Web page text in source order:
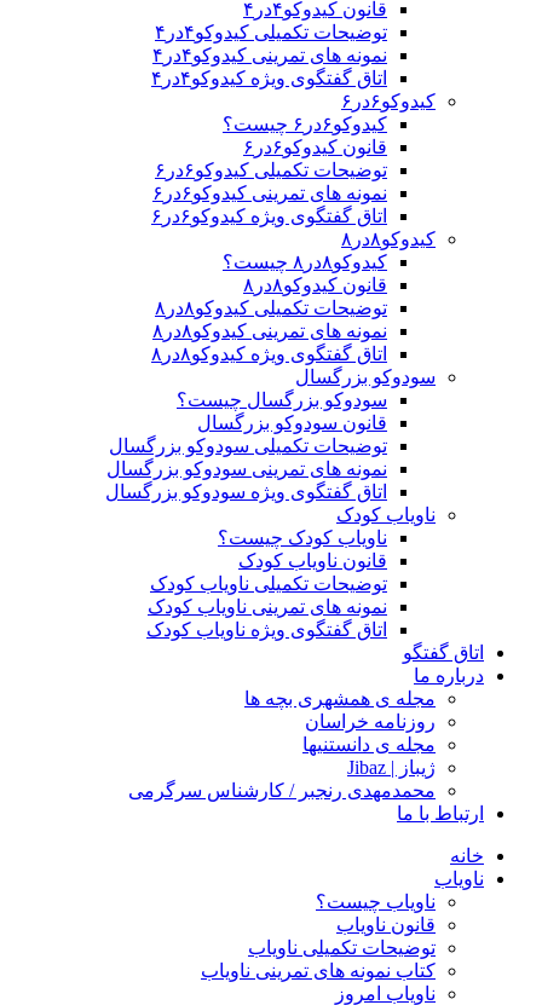
قانون کیدوکو۴در۴
توضیحات تکمیلی کیدوکو۴در۴
نمونه های تمرینی کیدوکو۴در۴
اتاق گفتگوی ویژه کیدوکو۴در۴
کیدوکو۶در۶
کیدوکو۶در۶ چیست؟
قانون کیدوکو۶در۶
توضیحات تکمیلی کیدوکو۶در۶
نمونه های تمرینی کیدوکو۶در۶
اتاق گفتگوی ویژه کیدوکو۶در۶
کیدوکو۸در۸
کیدوکو۸در۸ چیست؟
قانون کیدوکو۸در۸
توضیحات تکمیلی کیدوکو۸در۸
نمونه های تمرینی کیدوکو۸در۸
اتاق گفتگوی ویژه کیدوکو۸در۸
سودوکو بزرگسال
سودوکو بزرگسال چیست؟
قانون سودوکو بزرگسال
توضیحات تکمیلی سودوکو بزرگسال
نمونه های تمرینی سودوکو بزرگسال
اتاق گفتگوی ویژه سودوکو بزرگسال
ناویاب کودک
ناویاب کودک چیست؟
قانون ناویاب کودک
توضیحات تکمیلی ناویاب کودک
نمونه های تمرینی ناویاب کودک
اتاق گفتگوی ویژه ناویاب کودک
اتاق گفتگو
درباره ما
مجله ی همشهری بچه ها
روزنامه خراسان
مجله ی دانستنیها
ژیباز | Jibaz
محمدمهدی رنجبر / کارشناس سرگرمی
ارتباط با ما
خانه
ناویاب
ناویاب چیست؟
قانون ناویاب
توضیحات تکمیلی ناویاب
کتاب نمونه های تمرینی ناویاب
ناویاب امروز